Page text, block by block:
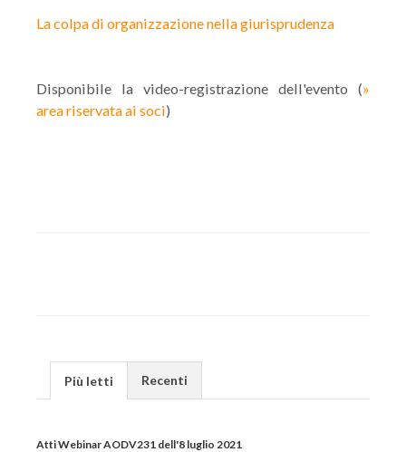
La colpa di organizzazione nella giurisprudenza
Disponibile la video-registrazione dell'evento (»
area riservata ai soci)
Più letti Recenti
Atti Webinar AODV231 dell'8 luglio 2021